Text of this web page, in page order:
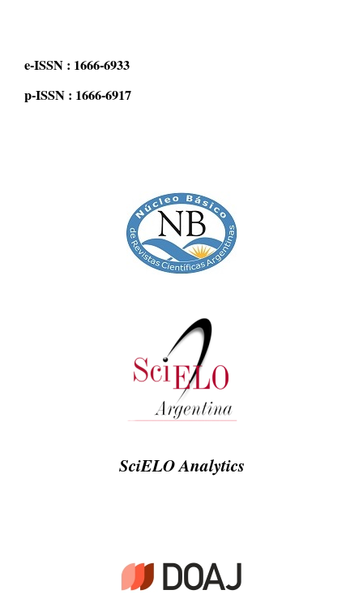
e-ISSN : 1666-6933
p-ISSN : 1666-6917
SciELO Analytics